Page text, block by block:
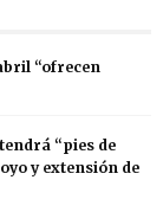
“ofrecen
“pies de
y extensión de